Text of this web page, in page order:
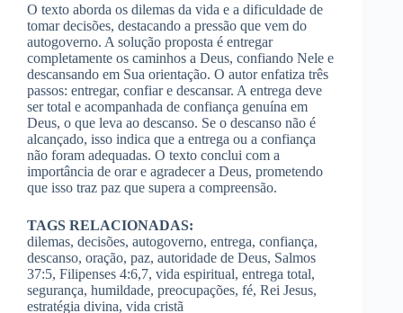
O texto aborda os dilemas da vida e a dificuldade de
tomar decisões, destacando a pressão que vem do
autogoverno. A solução proposta é entregar
completamente os caminhos a Deus, confiando Nele e
descansando em Sua orientação. O autor enfatiza três
passos: entregar, confiar e descansar. A entrega deve
ser total e acompanhada de confiança genuína em
Deus, o que leva ao descanso. Se o descanso não é
alcançado, isso indica que a entrega ou a confiança
não foram adequadas. O texto conclui com a
importância de orar e agradecer a Deus, prometendo
que isso traz paz que supera a compreensão.
TAGS RELACIONADAS:
dilemas, decisões, autogoverno, entrega, confiança,
descanso, oração, paz, autoridade de Deus, Salmos
37:5, Filipenses 4:6,7, vida espiritual, entrega total,
segurança, humildade, preocupações, fé, Rei Jesus,
estratégia divina, vida cristã